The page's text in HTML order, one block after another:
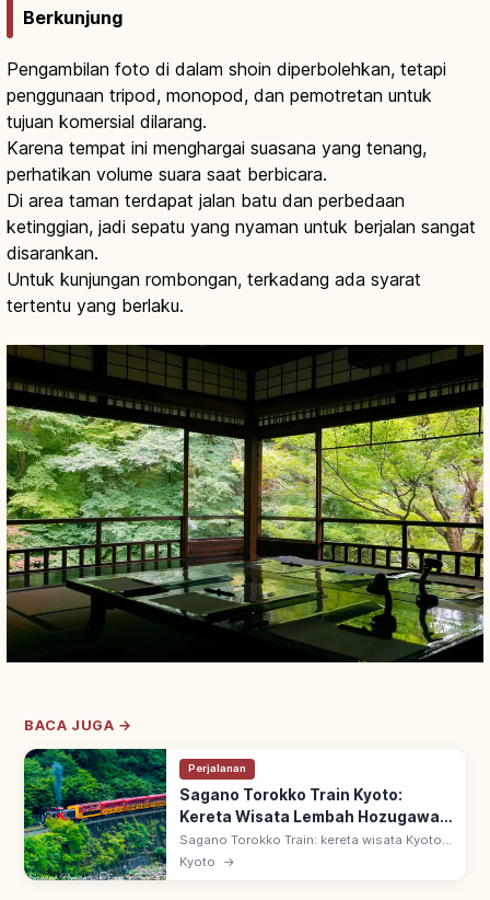
Berkunjung
Pengambilan foto di dalam shoin diperbolehkan, tetapi
penggunaan tripod, monopod, dan pemotretan untuk
tujuan komersial dilarang.
Karena tempat ini menghargai suasana yang tenang,
perhatikan volume suara saat berbicara.
Di area taman terdapat jalan batu dan perbedaan
ketinggian, jadi sepatu yang nyaman untuk berjalan sangat
disarankan.
Untuk kunjungan rombongan, terkadang ada syarat
tertentu yang berlaku.
BACA JUGA →
Perjalanan
Sagano Torokko Train Kyoto:
Kereta Wisata Lembah Hozugawa,
Tips Berkunjung
Sagano Torokko Train: kereta wisata Kyoto
7,3 km dari Stasiun Torokko Saga ke
Kameoka. Sejak 1991 di bekas jalur JR Sanin
Kyoto →